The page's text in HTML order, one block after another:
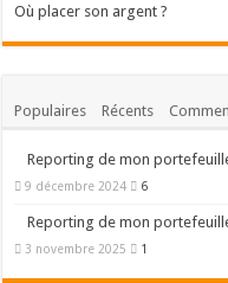
Où placer son argent ?
Populaires Récents
Reporting de mon
9 décembre 2024 6
Reporting de mon
3 novembre 2025 1